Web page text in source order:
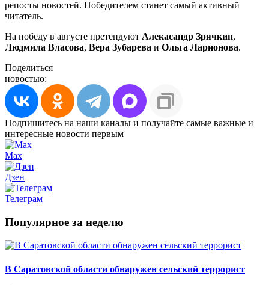
репосты новостей. Победителем станет самый активный
читатель.
На победу в августе претендуют Алекасандр Зрячкин,
Людмила Власова, Вера Зубарева и Ольга Ларионова.
Поделиться
новостью:
Подпишитесь на наши каналы и получайте самые важные и
интересные новости первым
Max
Дзен
Телеграм
Популярное за неделю
В Саратовской области обнаружен сельский террорист